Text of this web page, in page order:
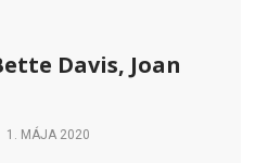
Davis, Joan
1. MÁJA 2020